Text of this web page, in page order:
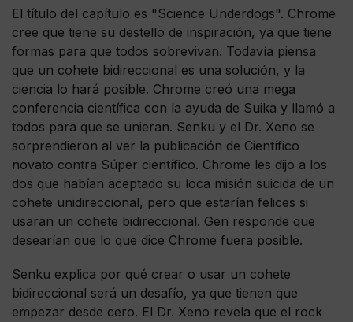
El título del capítulo es "Science Underdogs". Chrome
cree que tiene su destello de inspiración, ya que tiene
formas para que todos sobrevivan. Todavía piensa
que un cohete bidireccional es una solución, y la
ciencia lo hará posible. Chrome creó una mega
conferencia científica con la ayuda de Suika y llamó a
todos para que se unieran. Senku y el Dr. Xeno se
sorprendieron al ver la publicación de Científico
novato contra Súper científico. Chrome les dijo a los
dos que habían aceptado su loca misión suicida de un
cohete unidireccional, pero que estarían felices si
usaran un cohete bidireccional. Gen responde que
desearían que lo que dice Chrome fuera posible.
Senku explica por qué crear o usar un cohete
bidireccional será un desafío, ya que tienen que
empezar desde cero. El Dr. Xeno revela que el rock